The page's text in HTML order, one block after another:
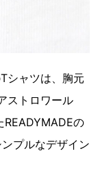
シャツは、胸元
ストロワール
READYMADEの
プルなデザイン